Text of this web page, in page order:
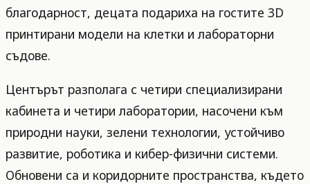
благодарност, децата подариха на гостите 3D
принтирани модели на клетки и лабораторни
съдове.
Центърът разполага с четири специализирани
кабинета и четири лаборатории, насочени към
природни науки, зелени технологии, устойчиво
развитие, роботика и кибер-физични системи.
Обновени са и коридорните пространства, където